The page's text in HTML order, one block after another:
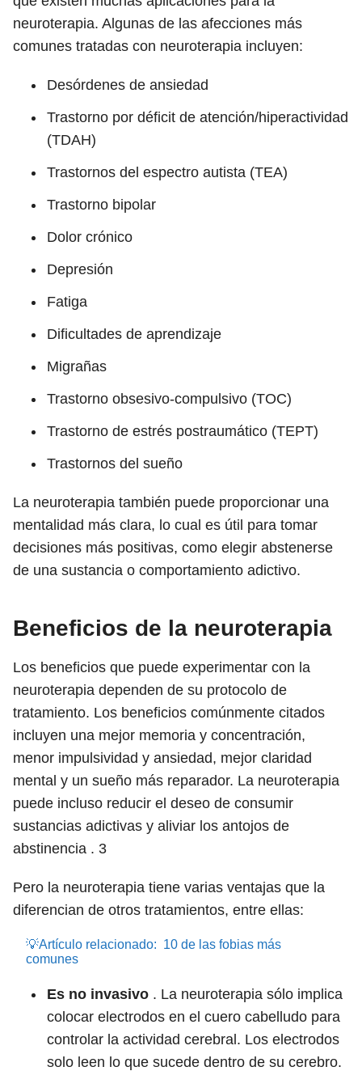
neuroterapia. Algunas de las afecciones más
comunes tratadas con neuroterapia incluyen:
Desórdenes de ansiedad
Trastorno por déficit de atención/hiperactividad
(TDAH)
Trastornos del espectro autista (TEA)
Trastorno bipolar
Dolor crónico
Depresión
Fatiga
Dificultades de aprendizaje
Migrañas
Trastorno obsesivo-compulsivo (TOC)
Trastorno de estrés postraumático (TEPT)
Trastornos del sueño
La neuroterapia también puede proporcionar una
mentalidad más clara, lo cual es útil para tomar
decisiones más positivas, como elegir abstenerse
de una sustancia o comportamiento adictivo.
Beneficios de la neuroterapia
Los beneficios que puede experimentar con la
neuroterapia dependen de su protocolo de
tratamiento. Los beneficios comúnmente citados
incluyen una mejor memoria y concentración,
menor impulsividad y ansiedad, mejor claridad
mental y un sueño más reparador. La neuroterapia
puede incluso reducir el deseo de consumir
sustancias adictivas y aliviar los antojos de
abstinencia . 3
Pero la neuroterapia tiene varias ventajas que la
diferencian de otros tratamientos, entre ellas:
💡Artículo relacionado: 10 de las fobias más
comunes
Es no invasivo . La neuroterapia sólo implica
colocar electrodos en el cuero cabelludo para
controlar la actividad cerebral. Los electrodos
solo leen lo que sucede dentro de su cerebro.